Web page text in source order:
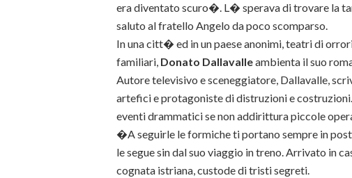
era diventato scuro�. L� sperava di trovare la
saluto al fratello Angelo da poco scomparso.
In una citt� ed in un paese anonimi, teatri di
familiari, Donato Dallavalleambienta il suo
Autore televisivo e sceneggiatore, Dallavalle,
artefici e protagoniste di distruzioni e
eventi drammatici se non addirittura piccole
�A seguirle le formiche ti portano sempre in
le segue sin dal suo viaggio in treno. Arrivato in
cognata istriana, custode di tristi segreti.